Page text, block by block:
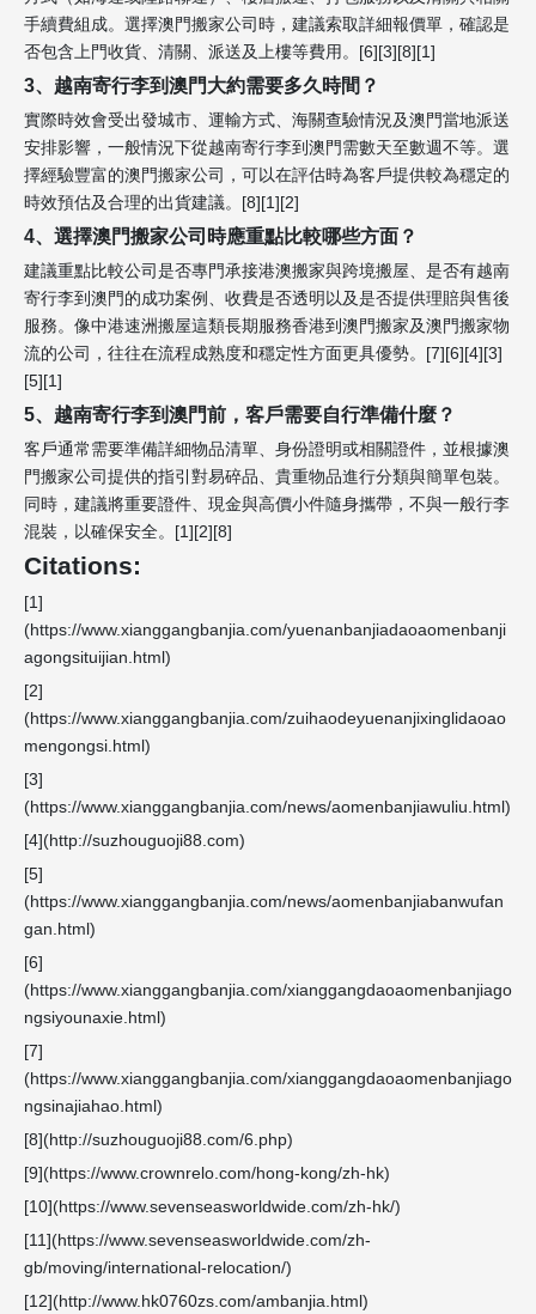
手續費組成。選擇澳門搬家公司時，建議索取詳細報價單，確認是
否包含上門收貨、清關、派送及上樓等費用。[6][3][8][1]
3、越南寄行李到澳門大約需要多久時間？
實際時效會受出發城市、運輸方式、海關查驗情況及澳門當地派送
安排影響，一般情況下從越南寄行李到澳門需數天至數週不等。選
擇經驗豐富的澳門搬家公司，可以在評估時為客戶提供較為穩定的
時效預估及合理的出貨建議。[8][1][2]
4、選擇澳門搬家公司時應重點比較哪些方面？
建議重點比較公司是否專門承接港澳搬家與跨境搬屋、是否有越南
寄行李到澳門的成功案例、收費是否透明以及是否提供理賠與售後
服務。像中港速洲搬屋這類長期服務香港到澳門搬家及澳門搬家物
流的公司，往往在流程成熟度和穩定性方面更具優勢。[7][6][4][3]
[5][1]
5、越南寄行李到澳門前，客戶需要自行準備什麼？
客戶通常需要準備詳細物品清單、身份證明或相關證件，並根據澳
門搬家公司提供的指引對易碎品、貴重物品進行分類與簡單包裝。
同時，建議將重要證件、現金與高價小件隨身攜帶，不與一般行李
混裝，以確保安全。[1][2][8]
Citations:
[1]
(https://www.xianggangbanjia.com/yuenanbanjiadaoaomenbanji
agongsituijian.html)
[2]
(https://www.xianggangbanjia.com/zuihaodeyuenanjixinglidaoao
mengongsi.html)
[3]
(https://www.xianggangbanjia.com/news/aomenbanjiawuliu.html)
[4](http://suzhouguoji88.com)
[5]
(https://www.xianggangbanjia.com/news/aomenbanjiabanwufan
gan.html)
[6]
(https://www.xianggangbanjia.com/xianggangdaoaomenbanjiago
ngsiyounaxie.html)
[7]
(https://www.xianggangbanjia.com/xianggangdaoaomenbanjiago
ngsinajiahao.html)
[8](http://suzhouguoji88.com/6.php)
[9](https://www.crownrelo.com/hong-kong/zh-hk)
[10](https://www.sevenseasworldwide.com/zh-hk/)
[11](https://www.sevenseasworldwide.com/zh-
gb/moving/international-relocation/)
[12](http://www.hk0760zs.com/ambanjia.html)